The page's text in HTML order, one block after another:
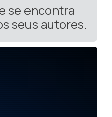
se encontra
seus autores.